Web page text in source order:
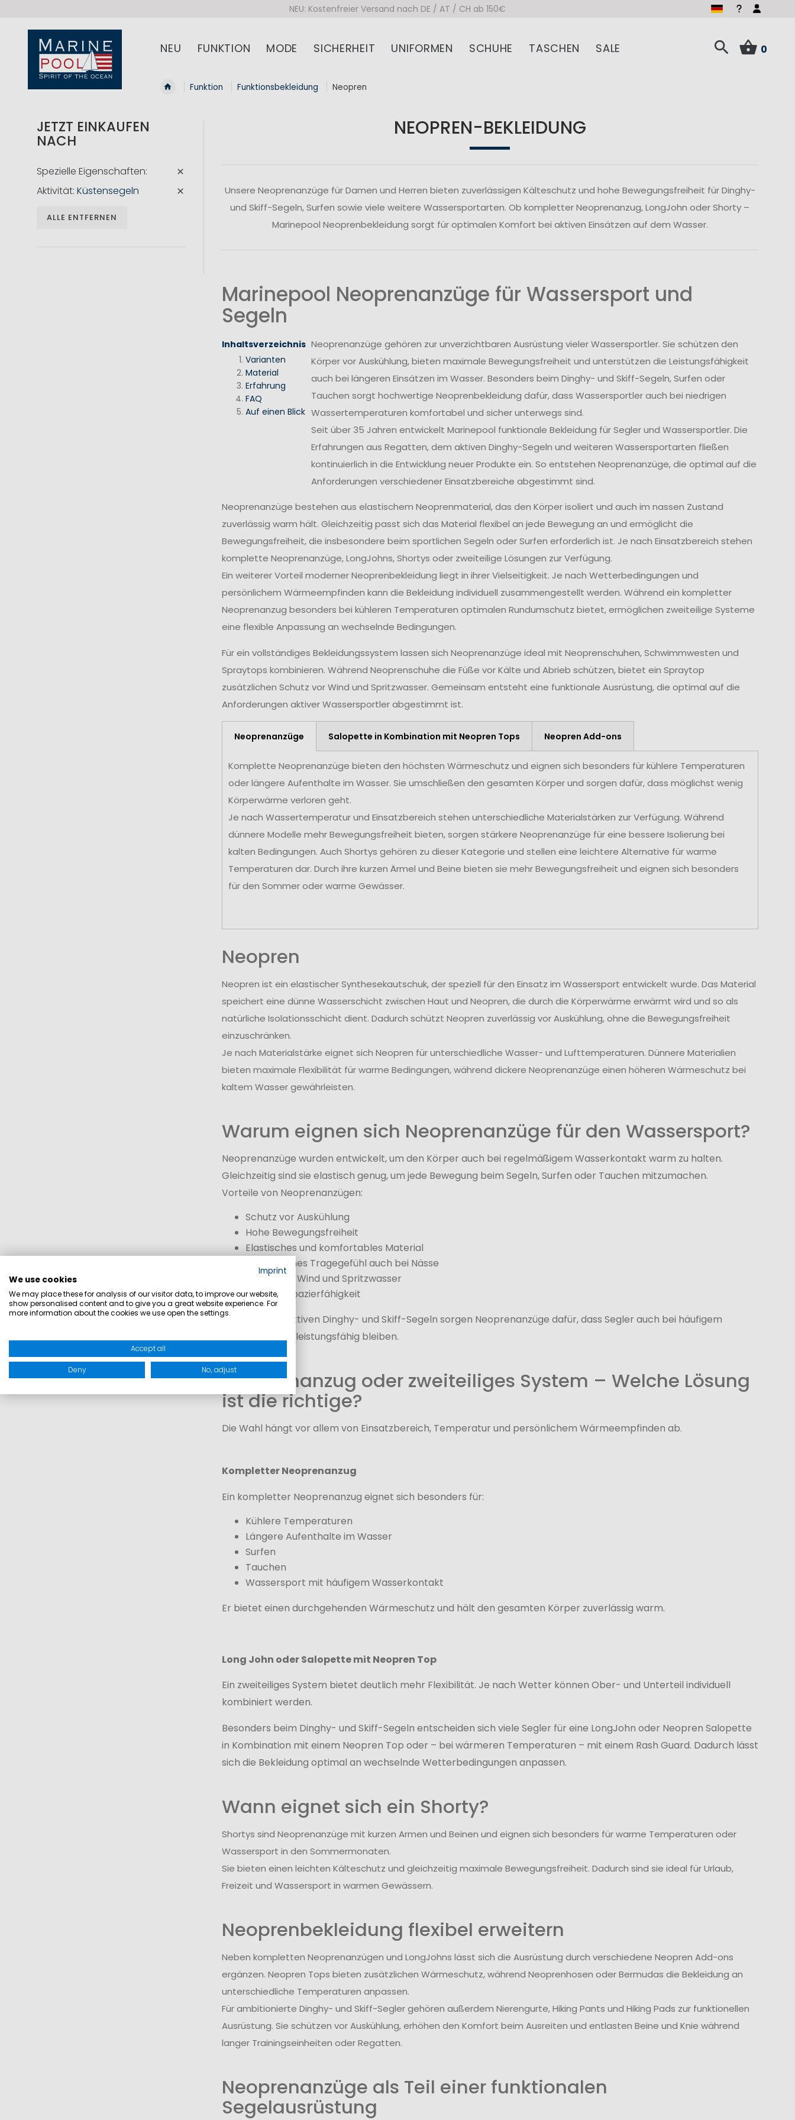
NEU: Kostenfreier Versand nach DE / AT / CH ab 150€
NEU FUNKTION MODE SICHERHEIT UNIFORMEN SCHUHE TASCHEN SALE 0
Funktion Funktionsbekleidung Neopren
NEOPREN-BEKLEIDUNG
Unsere Neoprenanzüge für Damen und Herren bieten zuverlässigen Kälteschutz und hohe Bewegungsfreiheit für Dinghy-
und Skiff-Segeln, Surfen sowie viele weitere Wassersportarten. Ob kompletter Neoprenanzug, LongJohn oder Shorty –
Marinepool Neoprenbekleidung sorgt für optimalen Komfort bei aktiven Einsätzen auf dem Wasser.
Marinepool Neoprenanzüge für Wassersport und
Segeln
Inhaltsverzeichnis
Varianten
Material
Erfahrung
FAQ
Auf einen Blick
Neoprenanzüge gehören zur unverzichtbaren Ausrüstung vieler Wassersportler. Sie schützen den
Körper vor Auskühlung, bieten maximale Bewegungsfreiheit und unterstützen die Leistungsfähigkeit
auch bei längeren Einsätzen im Wasser. Besonders beim Dinghy- und Skiff-Segeln, Surfen oder
Tauchen sorgt hochwertige Neoprenbekleidung dafür, dass Wassersportler auch bei niedrigen
Wassertemperaturen komfortabel und sicher unterwegs sind.
Seit über 35 Jahren entwickelt Marinepool funktionale Bekleidung für Segler und Wassersportler. Die
Erfahrungen aus Regatten, dem aktiven Dinghy-Segeln und weiteren Wassersportarten fließen
kontinuierlich in die Entwicklung neuer Produkte ein. So entstehen Neoprenanzüge, die optimal auf die
Anforderungen verschiedener Einsatzbereiche abgestimmt sind.
Neoprenanzüge bestehen aus elastischem Neoprenmaterial, das den Körper isoliert und auch im nassen Zustand
zuverlässig warm hält. Gleichzeitig passt sich das Material flexibel an jede Bewegung an und ermöglicht die
Bewegungsfreiheit, die insbesondere beim sportlichen Segeln oder Surfen erforderlich ist. Je nach Einsatzbereich stehen
komplette Neoprenanzüge, LongJohns, Shortys oder zweiteilige Lösungen zur Verfügung.
Ein weiterer Vorteil moderner Neoprenbekleidung liegt in ihrer Vielseitigkeit. Je nach Wetterbedingungen und
persönlichem Wärmeempfinden kann die Bekleidung individuell zusammengestellt werden. Während ein kompletter
Neoprenanzug besonders bei kühleren Temperaturen optimalen Rundumschutz bietet, ermöglichen zweiteilige Systeme
eine flexible Anpassung an wechselnde Bedingungen.
Für ein vollständiges Bekleidungssystem lassen sich Neoprenanzüge ideal mit Neoprenschuhen, Schwimmwesten und
Spraytops kombinieren. Während Neoprenschuhe die Füße vor Kälte und Abrieb schützen, bietet ein Spraytop
zusätzlichen Schutz vor Wind und Spritzwasser. Gemeinsam entsteht eine funktionale Ausrüstung, die optimal auf die
Anforderungen aktiver Wassersportler abgestimmt ist.
Neoprenanzüge Salopette in Kombination mit Neopren Tops Neopren Add-ons
Komplette Neoprenanzüge bieten den höchsten Wärmeschutz und eignen sich besonders für kühlere Temperaturen
oder längere Aufenthalte im Wasser. Sie umschließen den gesamten Körper und sorgen dafür, dass möglichst wenig
Körperwärme verloren geht.
Je nach Wassertemperatur und Einsatzbereich stehen unterschiedliche Materialstärken zur Verfügung. Während
dünnere Modelle mehr Bewegungsfreiheit bieten, sorgen stärkere Neoprenanzüge für eine bessere Isolierung bei
kalten Bedingungen. Auch Shortys gehören zu dieser Kategorie und stellen eine leichtere Alternative für warme
Temperaturen dar. Durch ihre kurzen Ärmel und Beine bieten sie mehr Bewegungsfreiheit und eignen sich besonders
für den Sommer oder warme Gewässer.
Neopren
Neopren ist ein elastischer Synthesekautschuk, der speziell für den Einsatz im Wassersport entwickelt wurde. Das Material
speichert eine dünne Wasserschicht zwischen Haut und Neopren, die durch die Körperwärme erwärmt wird und so als
natürliche Isolationsschicht dient. Dadurch schützt Neopren zuverlässig vor Auskühlung, ohne die Bewegungsfreiheit
einzuschränken.
Je nach Materialstärke eignet sich Neopren für unterschiedliche Wasser- und Lufttemperaturen. Dünnere Materialien
bieten maximale Flexibilität für warme Bedingungen, während dickere Neoprenanzüge einen höheren Wärmeschutz bei
kaltem Wasser gewährleisten.
Warum eignen sich Neoprenanzüge für den Wassersport?
Neoprenanzüge wurden entwickelt, um den Körper auch bei regelmäßigem Wasserkontakt warm zu halten.
Gleichzeitig sind sie elastisch genug, um jede Bewegung beim Segeln, Surfen oder Tauchen mitzumachen.
Vorteile von Neoprenanzügen:
Schutz vor Auskühlung
Hohe Bewegungsfreiheit
Elastisches und komfortables Material
Angenehmes Tragegefühl auch bei Nässe
Schutz vor Wind und Spritzwasser
Hohe Strapazierfähigkeit
Gerade beim aktiven Dinghy- und Skiff-Segeln sorgen Neoprenanzüge dafür, dass Segler auch bei häufigem
Wasserkontakt leistungsfähig bleiben.
Neoprenanzug oder zweiteiliges System – Welche Lösung
ist die richtige?
Die Wahl hängt vor allem von Einsatzbereich, Temperatur und persönlichem Wärmeempfinden ab.
Kompletter Neoprenanzug
Ein kompletter Neoprenanzug eignet sich besonders für:
Kühlere Temperaturen
Längere Aufenthalte im Wasser
Surfen
Tauchen
Wassersport mit häufigem Wasserkontakt
Er bietet einen durchgehenden Wärmeschutz und hält den gesamten Körper zuverlässig warm.
Long John oder Salopette mit Neopren Top
Ein zweiteiliges System bietet deutlich mehr Flexibilität. Je nach Wetter können Ober- und Unterteil individuell
kombiniert werden.
Besonders beim Dinghy- und Skiff-Segeln entscheiden sich viele Segler für eine LongJohn oder Neopren Salopette
in Kombination mit einem Neopren Top oder – bei wärmeren Temperaturen – mit einem Rash Guard. Dadurch lässt
sich die Bekleidung optimal an wechselnde Wetterbedingungen anpassen.
Wann eignet sich ein Shorty?
Shortys sind Neoprenanzüge mit kurzen Armen und Beinen und eignen sich besonders für warme Temperaturen oder
Wassersport in den Sommermonaten.
Sie bieten einen leichten Kälteschutz und gleichzeitig maximale Bewegungsfreiheit. Dadurch sind sie ideal für Urlaub,
Freizeit und Wassersport in warmen Gewässern.
Neoprenbekleidung flexibel erweitern
Neben kompletten Neoprenanzügen und LongJohns lässt sich die Ausrüstung durch verschiedene Neopren Add-ons
ergänzen. Neopren Tops bieten zusätzlichen Wärmeschutz, während Neoprenhosen oder Bermudas die Bekleidung an
unterschiedliche Temperaturen anpassen.
Für ambitionierte Dinghy- und Skiff-Segler gehören außerdem Nierengurte, Hiking Pants und Hiking Pads zur funktionellen
Ausrüstung. Sie schützen vor Auskühlung, erhöhen den Komfort beim Ausreiten und entlasten Beine und Knie während
langer Trainingseinheiten oder Regatten.
Neoprenanzüge als Teil einer funktionalen
Segelausrüstung
JETZT EINKAUFEN
NACH
Spezielle Eigenschaften
Aktivität Küstensegeln
ALLE ENTFERNEN
Imprint
We use cookies
We may place these for analysis of our visitor data, to improve our website,
show personalised content and to give you a great website experience. For
more information about the cookies we use open the settings.
Accept all
Deny No, adjust